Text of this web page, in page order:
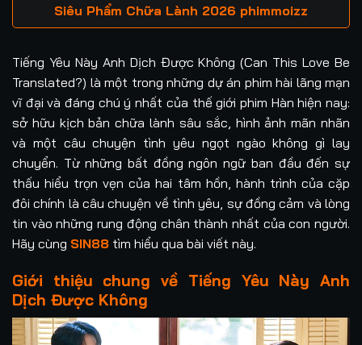
Siêu Phẩm Chữa Lành 2026 phimmoizz
Tiếng Yêu Này Anh Dịch Được Không (Can This Love Be
Translated?) là một trong những dự án phim hài lãng mạn
vĩ đại và đáng chú ý nhất của thế giới phim Hàn hiện nay:
sở hữu kịch bản chữa lành sâu sắc, hình ảnh mãn nhãn
và một câu chuyện tình yêu ngọt ngào không gì lay
chuyển. Từ những bất đồng ngôn ngữ ban đầu đến sự
thấu hiểu trọn vẹn của hai tâm hồn, hành trình của cặp
đôi chính là câu chuyện về tình yêu, sự đồng cảm và lòng
tin vào những rung động chân thành nhất của con người.
Hãy cùng SIN88 tìm hiểu qua bài viết này.
Giới thiệu chung về Tiếng Yêu Này Anh
Dịch Được Không